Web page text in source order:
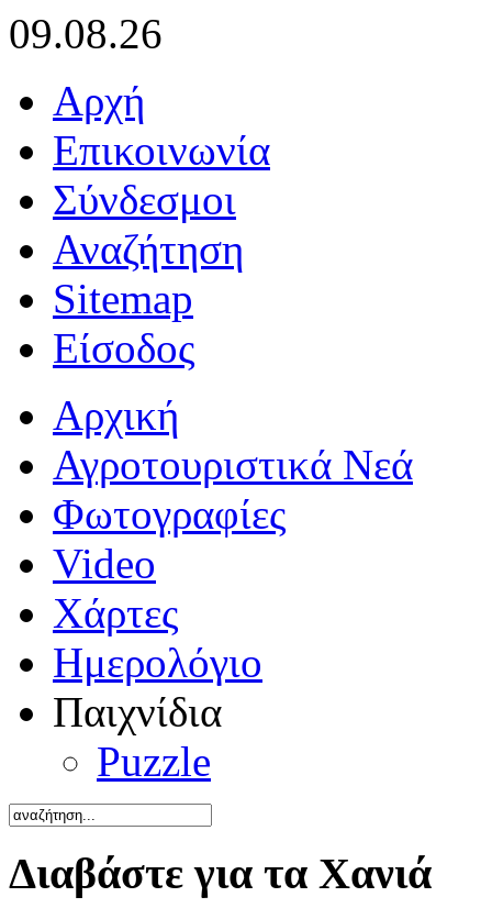
09.08.26
Αρχή
Επικοινωνία
Σύνδεσμοι
Αναζήτηση
Sitemap
Είσοδος
Αρχική
Αγροτουριστικά Νεά
Φωτογραφίες
Video
Χάρτες
Ημερολόγιο
Παιχνίδια
Puzzle
Διαβάστε για τα Χανιά